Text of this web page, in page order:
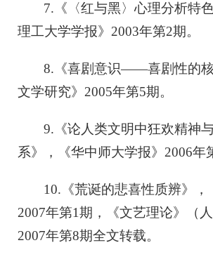
7.《〈红与黑〉心理分析特
理工大学学报》2003年第2期。
8.《喜剧意识——喜剧性的
文学研究》2005年第5期。
9.《论人类文明中狂欢精神
系》，《华中师大学报》2006年
10.《荒诞的悲喜性质辨》，
2007年第1期，《文艺理论》（人
2007年第8期全文转载。